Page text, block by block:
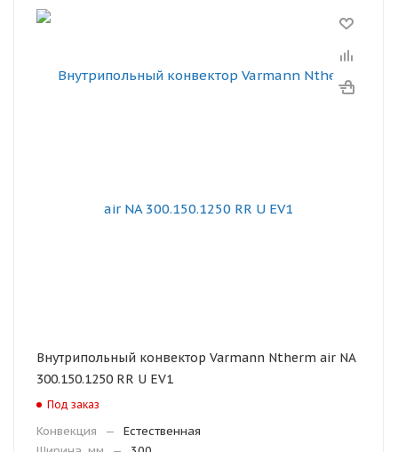
Внутрипольный конвектор Varmann Ntherm air NA
300.150.1250 RR U EV1
Под заказ
Конвекция —
Естественная